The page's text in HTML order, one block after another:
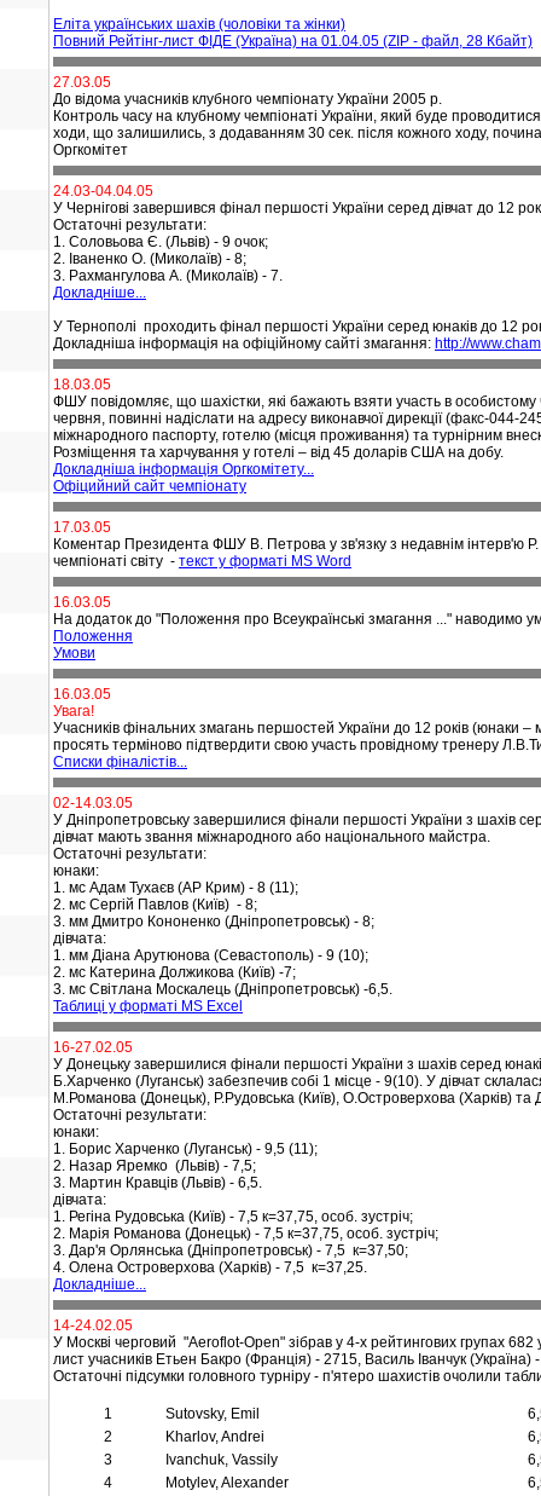
Еліта українських шахів (чоловіки та жінки)
Повний Рейтінг-лист ФІДЕ (Україна) на 01.04.05 (ZIP - файл, 28 Кбайт)
27.03.05
До відома учасників клубного чемпіонату України 2005 р.
Контроль часу на клубному чемпіонаті України, який буде
ходи, що залишились, з додаванням 30 сек. після кожного ходу,
Оргкомітет
24.03-04.04.05
У Чернігові завершився фінал першості України серед дівчат до 12
Остаточні результати:
1. Соловьова Є. (Львів) - 9 очок;
2. Іваненко О. (Миколаїв) - 8;
3. Рахмангулова А. (Миколаїв) - 7.
Докладніше...
У Тернополі проходить фінал першості України серед юнаків до 12
Докладніша інформація на офіційному сайті змагання: http://
18.03.05
ФШУ повідомляє, що шахістки, які бажають взяти участь в
червня, повинні надіслати на адресу виконавчої дирекції (факс-044-
міжнародного паспорту, готелю (місця проживання) та турнірним
Розміщення та харчування у готелі – від 45 доларів США на добу.
Докладніша інформація Оргкомітету...
Офіцийний сайт чемпіонату
17.03.05
Коментар Президента ФШУ В. Петрова у зв'язку з недавнім інтерв'ю
чемпіонаті світу - текст у форматі MS Word
16.03.05
На додаток до "Положення про Всеукраїнські змагання ..." наводимо
Положення
Умови
16.03.05
Увага!
Учасників фінальних змагань першостей України до 12 років (юнаки –
просять терміново підтвердити свою участь провідному тренеру
Списки фіналістів...
02-14.03.05
У Дніпропетровську завершилися фінали першості України з шахів
дівчат мають звання міжнародного або національного майстра.
Остаточні результати:
юнаки:
1. мс Адам Тухаєв (АР Крим) - 8 (11);
2. мс Сергій Павлов (Київ) - 8;
3. мм Дмитро Кононенко (Дніпропетровськ) - 8;
дівчата:
1. мм Діана Арутюнова (Севастополь) - 9 (10);
2. мс Катерина Должикова (Київ) -7;
3. мс Світлана Москалець (Дніпропетровськ) -6,5.
Таблиці у форматі MS Excel
16-27.02.05
У Донецьку завершилися фінали першості України з шахів серед
Б.Харченко (Луганськ) забезпечив собі 1 місце - 9(10). У дівчат
М.Романова (Донецьк), Р.Рудовська (Київ), О.Островерхова (Харків) та
Остаточні результати:
юнаки:
1. Борис Харченко (Луганськ) - 9,5 (11);
2. Назар Яремко (Львів) - 7,5;
3. Мартин Кравців (Львів) - 6,5.
дівчата:
1. Регіна Рудовська (Київ) - 7,5 к=37,75, особ. зустріч;
2. Марія Романова (Донецьк) - 7,5 к=37,75, особ. зустріч;
3. Дар'я Орлянська (Дніпропетровськ) - 7,5 к=37,50;
4. Олена Островерхова (Харків) - 7,5 к=37,25.
Докладніше...
14-24.02.05
У Москві черговий "Aeroflot-Open" зібрав у 4-х рейтингових групах
лист учасників Етьен Бакро (Франція) - 2715, Василь Іванчук
Остаточні підсумки головного турніру - п'ятеро шахистів очолили
1 Sutovsky, Emil
2
Kharlov, Andrei
3
Ivanchuk, Vassily
4
Motylev, Alexander